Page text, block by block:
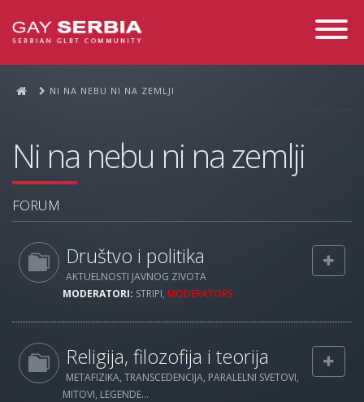
Toggle
NI NA NEBU NI NA ZEMLJI
Ni na nebu ni na zemlji
FORUM
Društvo i politika
AKTUELNOSTI JAVNOG ZIVOTA
MODERATORI: STRIPI, MODERATORS
Religija, filozofija i teorija
METAFIZIKA, TRANSCEDENCIJA, PARALELNI SVETOVI,
MITOVI, LEGENDE...